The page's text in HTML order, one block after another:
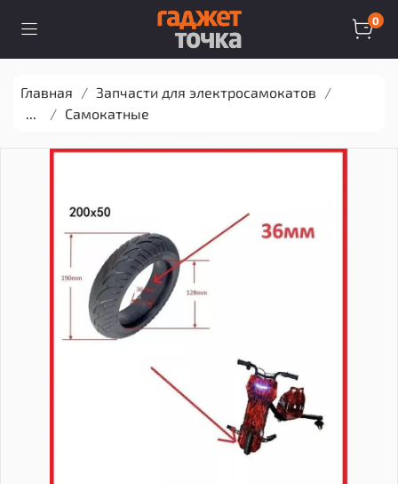
0
Главная
Запчасти для электросамокатов
...
Самокатные